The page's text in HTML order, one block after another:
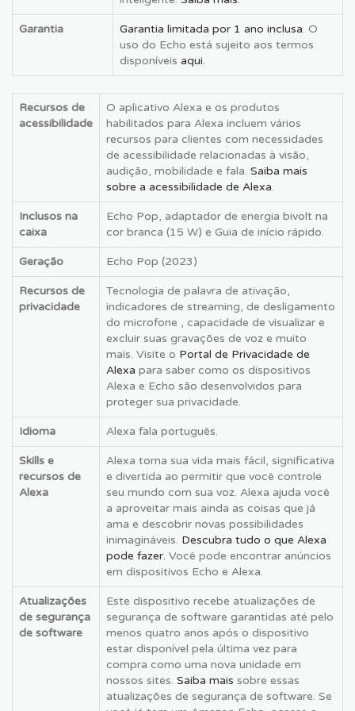
Garantia Garantia limitada por 1 ano inclusa. O
uso do Echo está sujeito aos termos
disponíveis aqui.
Recursos de
acessibilidade
O aplicativo Alexa e os produtos
habilitados para Alexa incluem vários
recursos para clientes com necessidades
de acessibilidade relacionadas à visão,
audição, mobilidade e fala. Saiba mais
sobre a acessibilidade de Alexa.
Inclusos na
caixa
Echo Pop, adaptador de energia bivolt na
cor branca (15 W) e Guia de início rápido.
Geração Echo Pop (2023)
Recursos de
privacidade
Tecnologia de palavra de ativação,
indicadores de streaming, de desligamento
do microfone , capacidade de visualizar e
excluir suas gravações de voz e muito
mais. Visite o Portal de Privacidade de
Alexa para saber como os dispositivos
Alexa e Echo são desenvolvidos para
proteger sua privacidade.
Idioma Alexa fala português.
Skills e
recursos de
Alexa
Alexa torna sua vida mais fácil, significativa
e divertida ao permitir que você controle
seu mundo com sua voz. Alexa ajuda você
a aproveitar mais ainda as coisas que já
ama e descobrir novas possibilidades
inimagináveis. Descubra tudo o que Alexa
pode fazer. Você pode encontrar anúncios
em dispositivos Echo e Alexa.
Atualizações
de segurança
de software
Este dispositivo recebe atualizações de
segurança de software garantidas até pelo
menos quatro anos após o dispositivo
estar disponível pela última vez para
compra como uma nova unidade em
nossos sites. Saiba mais sobre essas
atualizações de segurança de software. Se